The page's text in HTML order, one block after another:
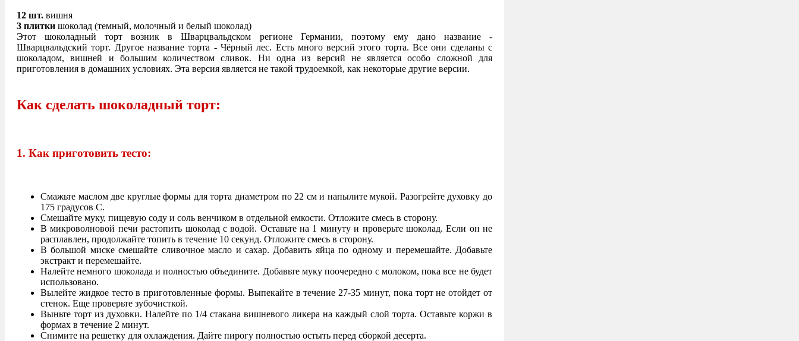
12 шт. вишня
3 плитки шоколад (темный, молочный и белый шоколад)
Этот шоколадный торт возник в Шварцвальдском регионе Германии, поэтому ему дано название -
Шварцвальдский торт. Другое название торта - Чёрный лес. Есть много версий этого торта. Все они сделаны с
шоколадом, вишней и большим количеством сливок. Ни одна из версий не является особо сложной для
приготовления в домашних условиях. Эта версия является не такой трудоемкой, как некоторые другие версии.
Как сделать шоколадный торт:
1. Как приготовить тесто:
Смажьте маслом две круглые формы для торта диаметром по 22 см и напылите мукой. Разогрейте духовку до
175 градусов С.
Смешайте муку, пищевую соду и соль венчиком в отдельной емкости. Отложите смесь в сторону.
В микроволновой печи растопить шоколад с водой. Оставьте на 1 минуту и проверьте шоколад. Если он не
расплавлен, продолжайте топить в течение 10 секунд. Отложите смесь в сторону.
В большой миске смешайте сливочное масло и сахар. Добавить яйца по одному и перемешайте. Добавьте
экстракт и перемешайте.
Налейте немного шоколада и полностью объедините. Добавьте муку поочередно с молоком, пока все не будет
использовано.
Вылейте жидкое тесто в приготовленные формы. Выпекайте в течение 27-35 минут, пока торт не отойдет от
стенок. Еще проверьте зубочисткой.
Выньте торт из духовки. Налейте по 1/4 стакана вишневого ликера на каждый слой торта. Оставьте коржи в
формах в течение 2 минут.
Снимите на решетку для охлаждения. Дайте пирогу полностью остыть перед сборкой десерта.